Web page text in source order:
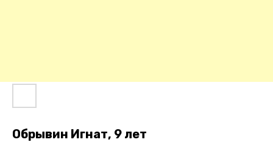
Обрывин Игнат, 9 лет